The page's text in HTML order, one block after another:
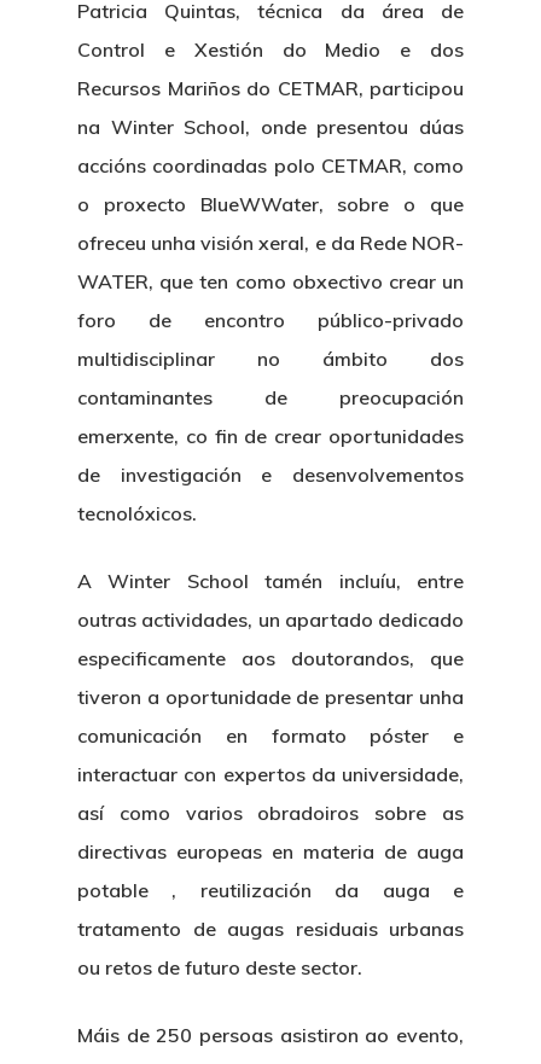
Patricia Quintas, técnica da área de
Control e Xestión do Medio e dos
Recursos Mariños do CETMAR, participou
na Winter School, onde presentou dúas
accións coordinadas polo CETMAR, como
o proxecto BlueWWater, sobre o que
ofreceu unha visión xeral, e da Rede NOR-
WATER, que ten como obxectivo crear un
foro de encontro público-privado
multidisciplinar no ámbito dos
contaminantes de preocupación
emerxente, co fin de crear oportunidades
de investigación e desenvolvementos
tecnolóxicos.
A Winter School tamén incluíu, entre
outras actividades, un apartado dedicado
especificamente aos doutorandos, que
tiveron a oportunidade de presentar unha
comunicación en formato póster e
interactuar con expertos da universidade,
así como varios obradoiros sobre as
directivas europeas en materia de auga
potable , reutilización da auga e
tratamento de augas residuais urbanas
ou retos de futuro deste sector.
Máis de 250 persoas asistiron ao evento,